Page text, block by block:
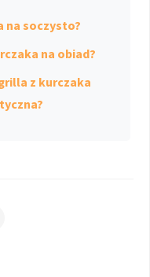
na soczysto?
na obiad?
z kurczaka